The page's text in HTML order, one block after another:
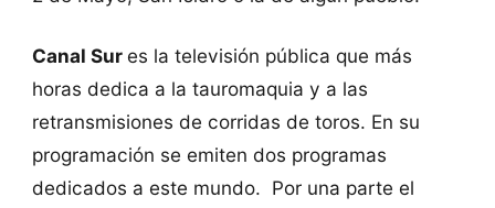
Canal Sures la televisión pública que más
horas dedica a la tauromaquia y a las
retransmisiones de corridas de toros. En su
programación se emiten dos programas
dedicados a este mundo. Por una parte el